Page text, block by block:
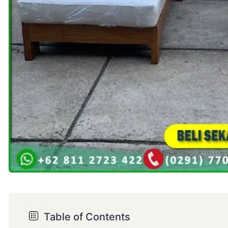
Table of Contents